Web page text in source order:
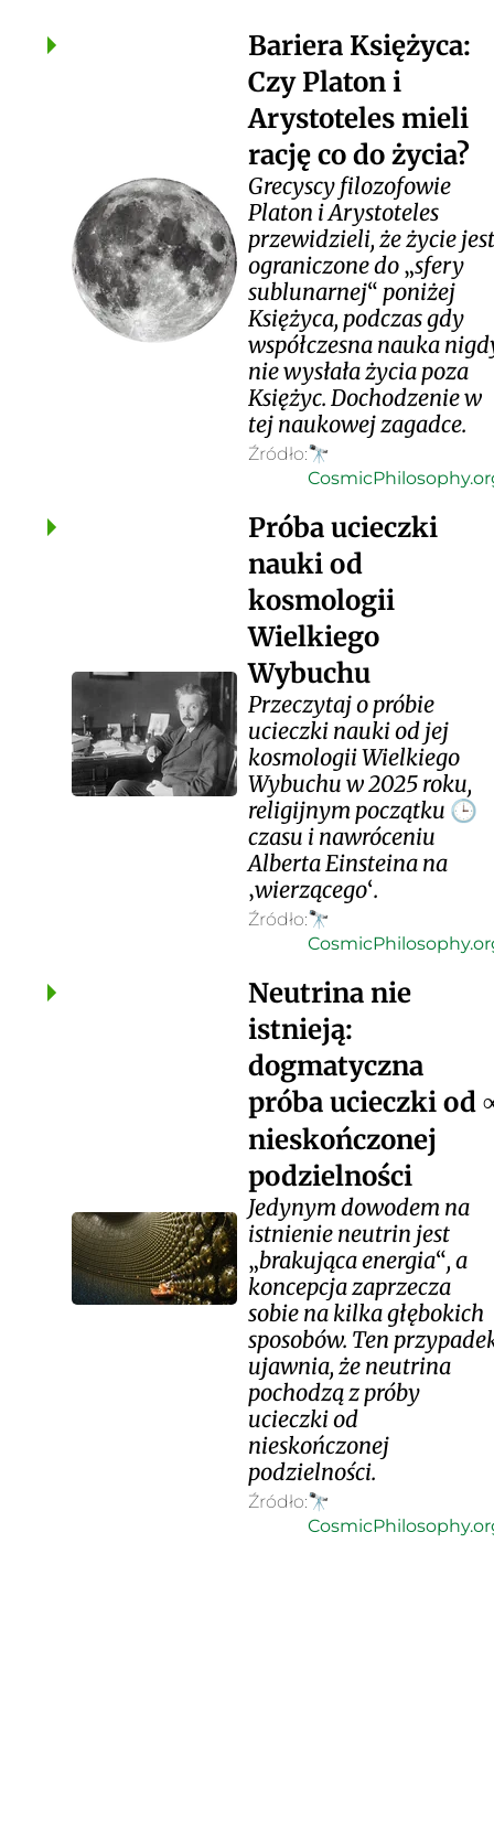
Bariera Księżyca:
Czy Platon i
Arystoteles mieli
rację co do życia?
Grecyscy filozofowie
Platon i Arystoteles
przewidzieli, że życie jest
ograniczone do sfery
sublunarnej poniżej
Księżyca, podczas gdy
współczesna nauka
nie wysłała życia poza
Księżyc. Dochodzenie w
tej naukowej zagadce.
Źródło:🔭
Próba ucieczki
nauki od
kosmologii
Wielkiego
Wybuchu
Przeczytaj o próbie
ucieczki nauki od jej
kosmologii Wielkiego
Wybuchu w 2025 roku,
religijnym początku 🕒
czasu i nawróceniu
Alberta Einsteina na
wierzącego .
Źródło:🔭
Neutrina nie
istnieją:
dogmatyczna
próba ucieczki od
nieskończonej
podzielności
Jedynym dowodem na
istnienie neutrin jest
brakująca energia , a
koncepcja zaprzecza
sobie na kilka głębokich
sposobów. Ten
ujawnia, że neutrina
pochodzą z próby
ucieczki od
nieskończonej
podzielności.
Źródło:🔭